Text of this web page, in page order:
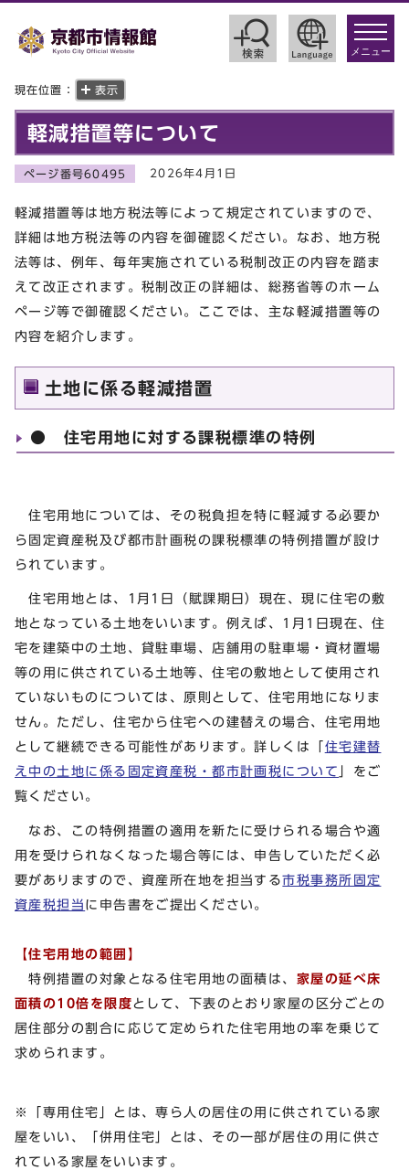
toggle
メニュー
現在位置： 表示
軽減措置等について
ページ番号60495 2026年4月1日
軽減措置等は地方税法等によって規定されていますので、
詳細は地方税法等の内容を御確認ください。なお、地方税
法等は、例年、毎年実施されている税制改正の内容を踏ま
えて改正されます。税制改正の詳細は、総務省等のホーム
ページ等で御確認ください。ここでは、主な軽減措置等の
内容を紹介します。
土地に係る軽減措置
● 住宅用地に対する課税標準の特例
住宅用地については、その税負担を特に軽減する必要か
ら固定資産税及び都市計画税の課税標準の特例措置が設け
られています。
住宅用地とは、1月1日（賦課期日）現在、現に住宅の敷
地となっている土地をいいます。例えば、1月1日現在、住
宅を建築中の土地、貸駐車場、店舗用の駐車場・資材置場
等の用に供されている土地等、住宅の敷地として使用され
ていないものについては、原則として、住宅用地になりま
せん。ただし、住宅から住宅への建替えの場合、住宅用地
として継続できる可能性があります。詳しくは「 住宅建替
え中の土地に係る固定資産税・都市計画税について
」をご
覧ください。
なお、この特例措置の適用を新たに受けられる場合や適
用を受けられなくなった場合等には、申告していただく必
要がありますので、資産所在地を担当する市税事務所固定
資産税担当 に申告書をご提出ください。
【住宅用地の範囲】
特例措置の対象となる住宅用地の面積は、 家屋の延べ床
面積の10倍を限度として、下表のとおり家屋の区分ごとの
居住部分の割合に応じて定められた住宅用地の率を乗じて
求められます。
※「専用住宅」とは、専ら人の居住の用に供されている家
屋をいい、「併用住宅」とは、その一部が居住の用に供さ
れている家屋をいいます。